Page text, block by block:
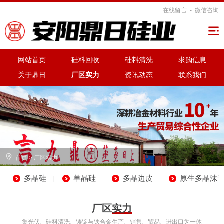
在线留言 - 微信咨询

网站首页 硅料回收 硅料清洗
求购信息
关于鼎日
厂区实力 资讯动态 联系我们
 首页> 厂区实力
多晶硅 单晶硅 多晶边皮 原生多晶沫
厂区实力
集光伏、硅料清洗、铸锭与铁合金生产、销售、贸易、进出口为一体